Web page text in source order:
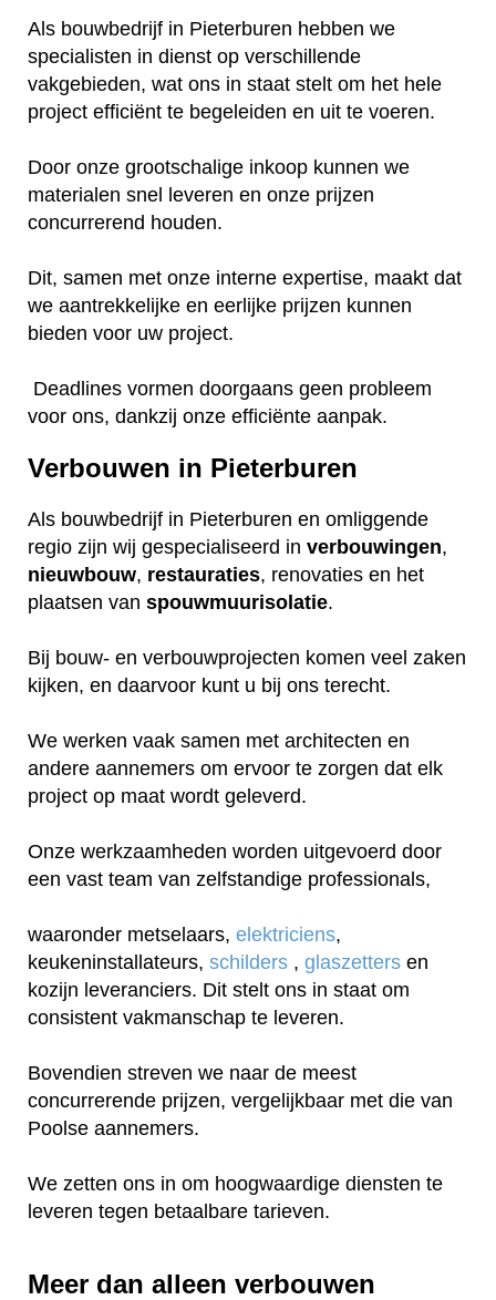
Als bouwbedrijf in Pieterburen hebben we
specialisten in dienst op verschillende
vakgebieden, wat ons in staat stelt om het hele
project efficiënt te begeleiden en uit te voeren.
Door onze grootschalige inkoop kunnen we
materialen snel leveren en onze prijzen
concurrerend houden.
Dit, samen met onze interne expertise, maakt dat
we aantrekkelijke en eerlijke prijzen kunnen
bieden voor uw project.
Deadlines vormen doorgaans geen probleem
voor ons, dankzij onze efficiënte aanpak.
Verbouwen in Pieterburen
Als bouwbedrijf in Pieterburen en omliggende
regio zijn wij gespecialiseerd in verbouwingen,
nieuwbouw, restauraties, renovaties en het
plaatsen van spouwmuurisolatie.
Bij bouw- en verbouwprojecten komen veel zaken
kijken, en daarvoor kunt u bij ons terecht.
We werken vaak samen met architecten en
andere aannemers om ervoor te zorgen dat elk
project op maat wordt geleverd.
Onze werkzaamheden worden uitgevoerd door
een vast team van zelfstandige professionals,
waaronder metselaars, elektriciens,
keukeninstallateurs, schilders , glaszetters en
kozijn leveranciers. Dit stelt ons in staat om
consistent vakmanschap te leveren.
Bovendien streven we naar de meest
concurrerende prijzen, vergelijkbaar met die van
Poolse aannemers.
We zetten ons in om hoogwaardige diensten te
leveren tegen betaalbare tarieven.
Meer dan alleen verbouwen